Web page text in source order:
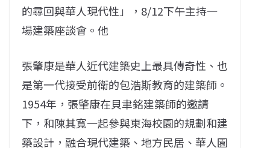
的尋回與華人現代性」，8/12下午主持一
場建築座談會。他
張肇康是華人近代建築史上最具傳奇性、也
是第一代接受前衛的包浩斯教育的建築師。
1954年，張肇康在貝聿銘建築師的邀請
下，和陳其寬一起參與東海校園的規劃和建
築設計，融合現代建築、地方民居、華人園